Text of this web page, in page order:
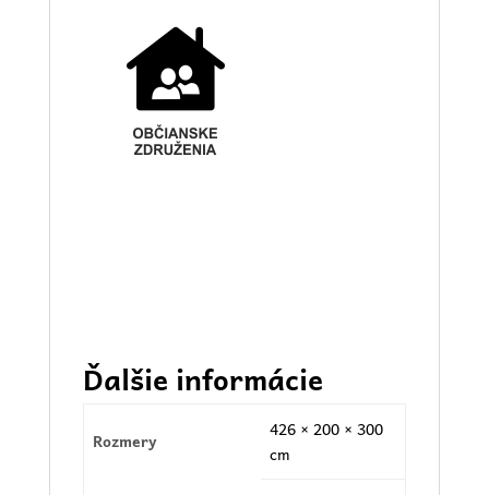
Ďalšie informácie
Rozmery
426 × 200 × 300
cm